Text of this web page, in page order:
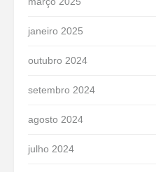
janeiro 2025
outubro 2024
setembro 2024
agosto 2024
julho 2024